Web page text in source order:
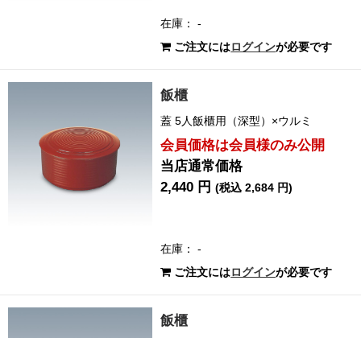
在庫： -
ご注文にはログインが必要です
飯櫃
蓋 5人飯櫃用（深型）×ウルミ
会員価格は会員様のみ公開
当店通常価格
2,440 円(税込 2,684 円)
在庫： -
ご注文にはログインが必要です
飯櫃